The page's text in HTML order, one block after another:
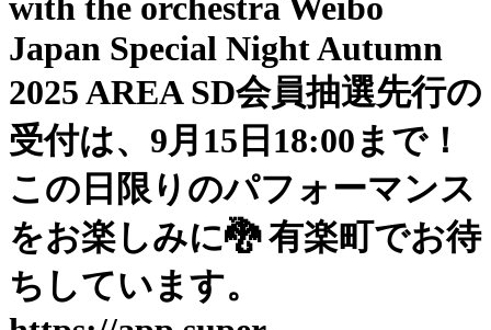
with the orchestra Weibo
Japan Special Night Autumn
2025 AREA SD会員抽選先行の
受付は、9月15日18:00まで！
この日限りのパフォーマンス
をお楽しみに🐉 有楽町でお待
ちしています。